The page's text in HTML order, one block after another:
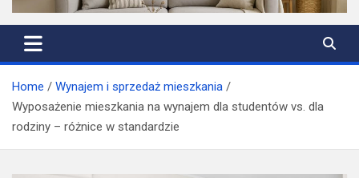
Home
Wynajem i sprzedaż mieszkania
Wyposażenie mieszkania na wynajem dla studentów vs. dla
rodziny – różnice w standardzie